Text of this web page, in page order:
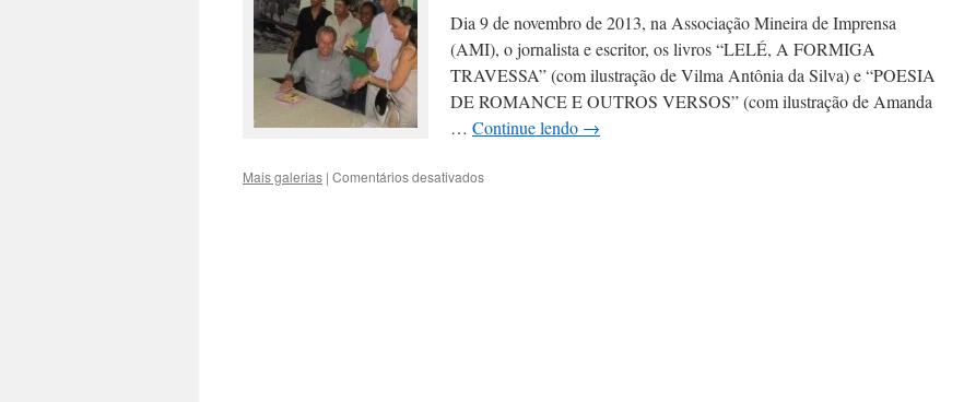
Dia 9 de novembro de 2013, na Associação Mineira de Imprensa
(AMI), o jornalista e escritor, os livros “LELÉ, A FORMIGA
TRAVESSA” (com ilustração de Vilma Antônia da Silva) e “POESIA
DE ROMANCE E OUTROS VERSOS” (com ilustração de Amanda
… Continue lendo →
Mais galerias | Comentários desativadosem